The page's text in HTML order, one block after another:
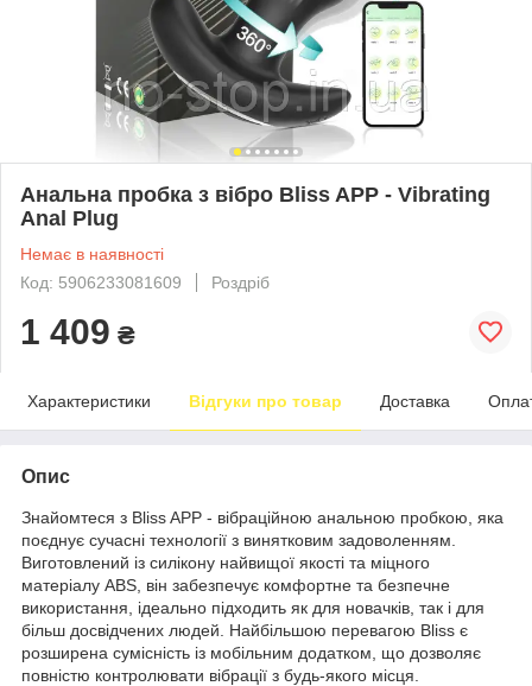
Анальна пробка з вібро Bliss APP - Vibrating
Anal Plug
Немає в наявності
Код: 5906233081609
Роздріб
1 409 ₴
Характеристики Відгуки про товар Доставка
Опис
Знайомтеся з Bliss APP - вібраційною анальною пробкою, яка
поєднує сучасні технології з винятковим задоволенням.
Виготовлений із силікону найвищої якості та міцного
матеріалу ABS, він забезпечує комфортне та безпечне
використання, ідеально підходить як для новачків, так і для
більш досвідчених людей. Найбільшою перевагою Bliss є
розширена сумісність із мобільним додатком, що дозволяє
повністю контролювати вібрації з будь-якого місця.